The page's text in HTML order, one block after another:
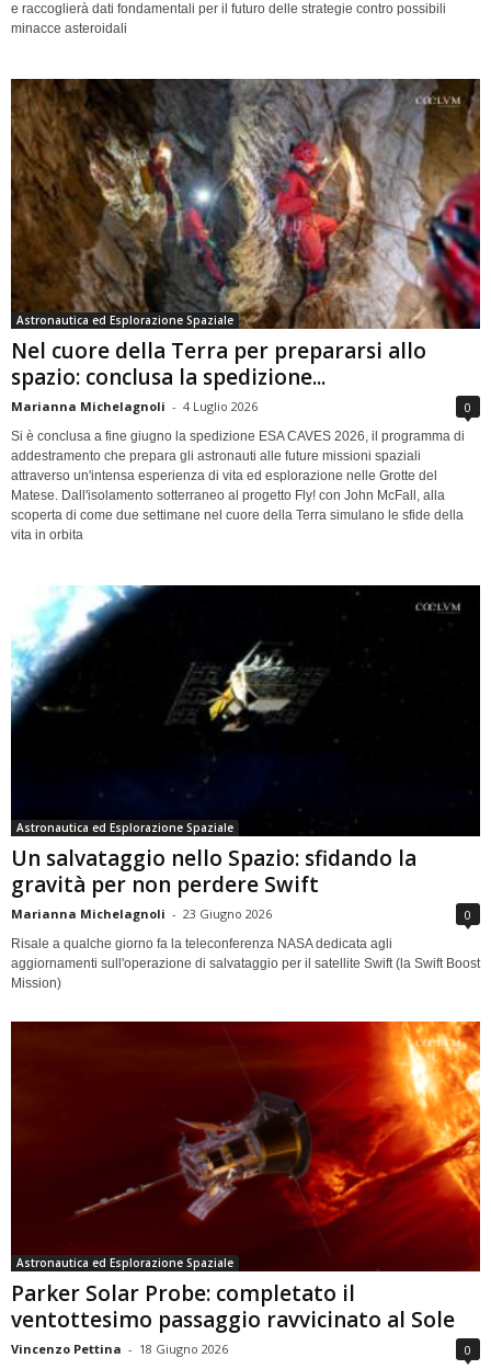
e raccoglierà dati fondamentali per il futuro delle strategie contro possibili
minacce asteroidali
Astronautica ed Esplorazione Spaziale
Nel cuore della Terra per prepararsi allo
spazio: conclusa la spedizione...
Marianna Michelagnoli - 4 Luglio 2026 0
Si è conclusa a fine giugno la spedizione ESA CAVES 2026, il programma di
addestramento che prepara gli astronauti alle future missioni spaziali
attraverso un'intensa esperienza di vita ed esplorazione nelle Grotte del
Matese. Dall'isolamento sotterraneo al progetto Fly! con John McFall, alla
scoperta di come due settimane nel cuore della Terra simulano le sfide della
vita in orbita
Astronautica ed Esplorazione Spaziale
Un salvataggio nello Spazio: sfidando la
gravità per non perdere Swift
Marianna Michelagnoli - 23 Giugno 2026 0
Risale a qualche giorno fa la teleconferenza NASA dedicata agli
aggiornamenti sull'operazione di salvataggio per il satellite Swift (la Swift Boost
Mission)
Astronautica ed Esplorazione Spaziale
Parker Solar Probe: completato il
ventottesimo passaggio ravvicinato al Sole
Vincenzo Pettina - 18 Giugno 2026 0